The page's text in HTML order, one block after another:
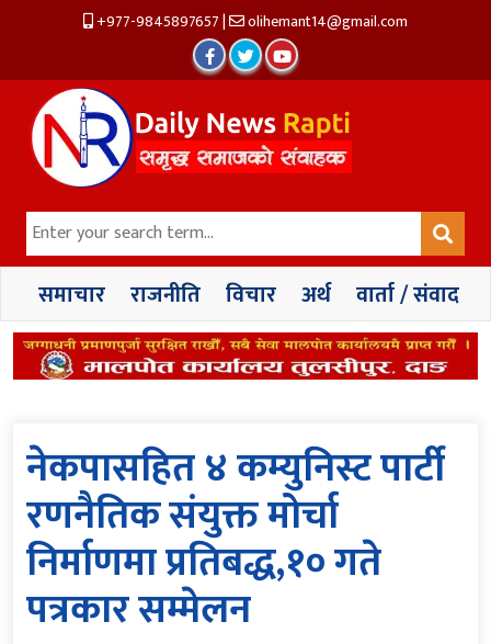
+977-9845897657| olihemant14@gmail.com
समाचार राजनीति विचार अर्थ वार्ता / संवाद
नेकपासहित ४ कम्युनिस्ट पार्टी
रणनैतिक संयुक्त मोर्चा
निर्माणमा प्रतिबद्ध,१० गते
पत्रकार सम्मेलन